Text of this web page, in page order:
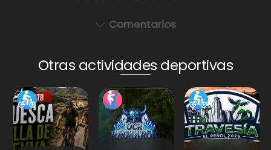
h
a
A
p
p
a
c
b
o
o
k
nt
er
st
el
e
a
m
Comentarios
Otras actividades deportivas